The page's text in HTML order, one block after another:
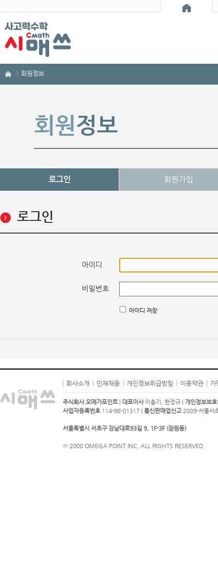
회원정보
회원정보
로그인 회원가입
로그인
아이디
비밀번호
아이디 저장
회사소개 인재채용 개인정보취급방침 이용약관 가
주식회사 오메가포인트| 대표이사이충기, 한정규 | 개인정보보
사업자등록번호114-86-01317 | 통신판매업신고2009-서울서
서울특별시 서초구 강남대로93길 9, 1F-3F (잠원동)
ⓒ 2000 OMEGA POINT INC. ALL RIGHTS RESERVED.